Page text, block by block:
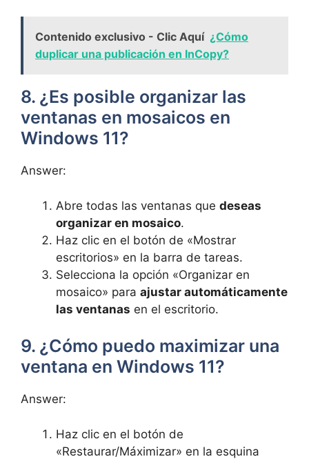
Contenido exclusivo - Clic Aquí ¿Cómo
duplicar una publicación en InCopy?
8. ¿Es posible organizar las
ventanas en mosaicos en
Windows 11?
Answer:
Abre todas las ventanas que deseas
organizar en mosaico.
Haz clic en el botón de «Mostrar
escritorios» en la barra de tareas.
Selecciona la opción «Organizar en
mosaico» para ajustar automáticamente
las ventanas en el escritorio.
9. ¿Cómo puedo maximizar una
ventana en Windows 11?
Answer:
Haz clic en el botón de
«Restaurar/Máximizar» en la esquina